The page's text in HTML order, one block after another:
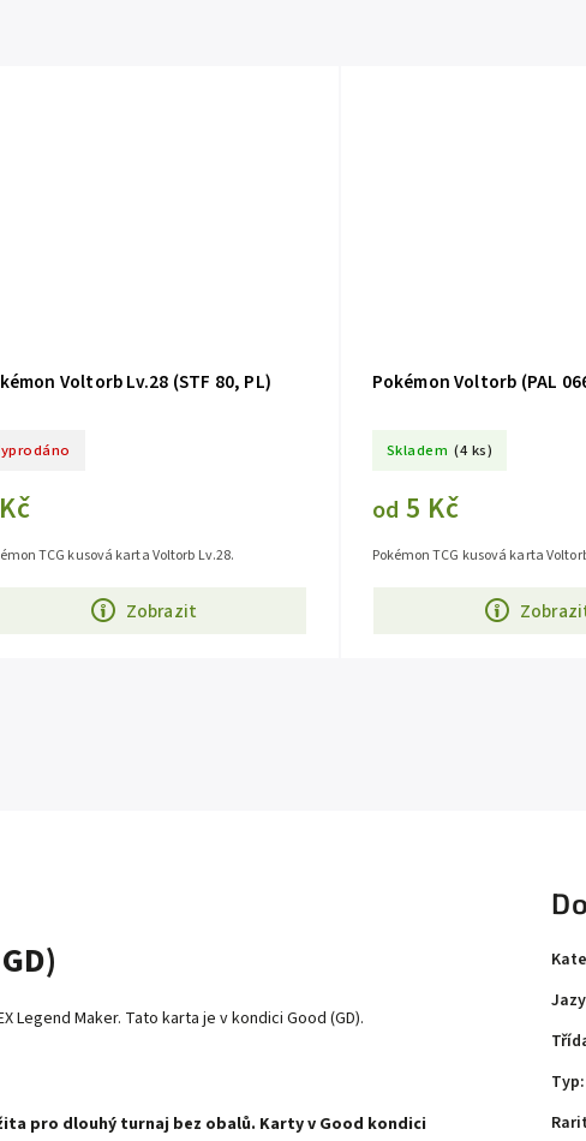
Voltorb Lv.28 (STF 80, PL)
Zobrazit
TCG kusová karta Voltorb Lv.28.
Pokémon Voltorb (PAL
Skladem (4 ks)
od 5 Kč
Pokémon TCG kusová karta
Legend Maker. Tato karta je v kondici Good (GD).
pro dlouhý turnaj bez obalů. Karty v Good kondici
Typ: